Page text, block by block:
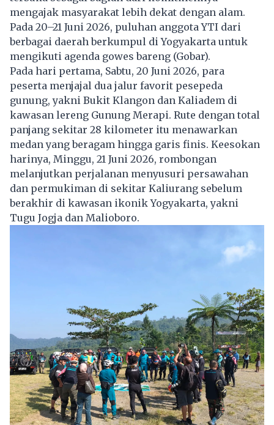
mengajak masyarakat lebih dekat dengan alam.
Pada 20–21 Juni 2026, puluhan anggota YTI dari
berbagai daerah berkumpul di Yogyakarta untuk
mengikuti agenda gowes bareng (Gobar).
Pada hari pertama, Sabtu, 20 Juni 2026, para
peserta menjajal dua jalur favorit pesepeda
gunung, yakni Bukit Klangon dan Kaliadem di
kawasan lereng Gunung Merapi. Rute dengan total
panjang sekitar 28 kilometer itu menawarkan
medan yang beragam hingga garis finis. Keesokan
harinya, Minggu, 21 Juni 2026, rombongan
melanjutkan perjalanan menyusuri persawahan
dan permukiman di sekitar Kaliurang sebelum
berakhir di kawasan ikonik Yogyakarta, yakni
Tugu Jogja dan Malioboro.